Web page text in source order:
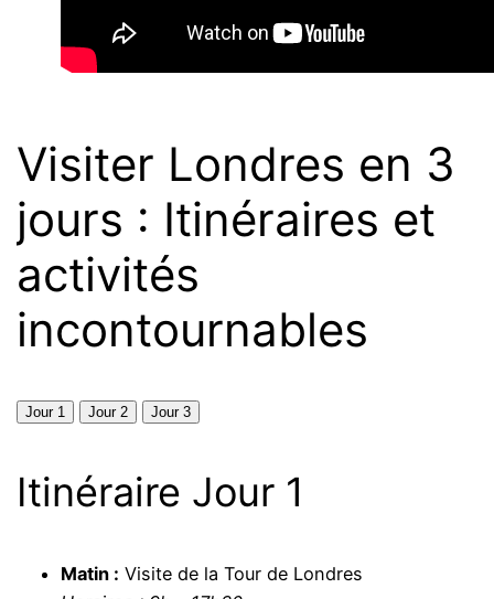
Visiter Londres en 3
jours : Itinéraires et
activités
incontournables
Jour 1 Jour 2 Jour 3
Itinéraire Jour 1
Matin : Visite de la Tour de Londres